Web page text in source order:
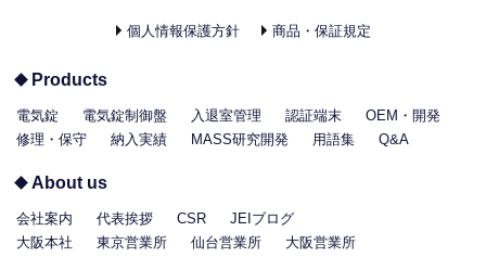
個人情報保護方針 商品・保証規定
Products
電気錠 電気錠制御盤 入退室管理 認証端末
OEM・開発
修理・保守
納入実績 MASS研究開発 用語集 Q&A
About us
会社案内 代表挨拶 CSR
JEIブログ
大阪本社
東京営業所 仙台営業所
大阪営業所